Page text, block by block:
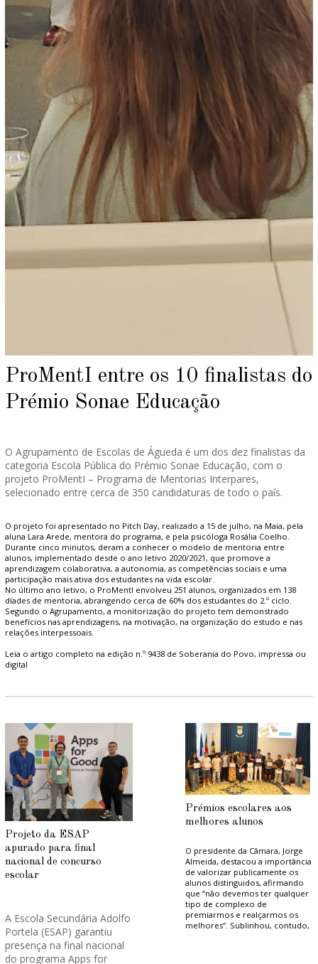
ProMentI entre os 10 finalistas do
Prémio Sonae Educação
O Agrupamento de Escolas de Águeda é um dos dez finalistas da
categoria Escola Pública do Prémio Sonae Educação, com o
projeto ProMentI – Programa de Mentorias Interpares,
selecionado entre cerca de 350 candidaturas de todo o país.
O projeto foi apresentado no Pitch Day, realizado a 15 de julho, na Maia, pela
aluna Lara Arede, mentora do programa, e pela psicóloga Rosália Coelho.
Durante cinco minutos, deram a conhecer o modelo de mentoria entre
alunos, implementado desde o ano letivo 2020/2021, que promove a
aprendizagem colaborativa, a autonomia, as competências sociais e uma
participação mais ativa dos estudantes na vida escolar.
No último ano letivo, o ProMentI envolveu 251 alunos, organizados em 138
díades de mentoria, abrangendo cerca de 60% dos estudantes do 2.º ciclo.
Segundo o Agrupamento, a monitorização do projeto tem demonstrado
benefícios nas aprendizagens, na motivação, na organização do estudo e nas
relações interpessoais.
Leia o artigo completo na edição n.º 9438 de Soberania do Povo, impressa ou
digital
Projeto da ESAP
apurado para final
nacional de concurso
escolar
A Escola Secundária Adolfo
Portela (ESAP) garantiu
presença na final nacional
do programa Apps for
Prémios escolares aos
melhores alunos
O presidente da Câmara, Jorge
Almeida, destacou a importância
de valorizar publicamente os
alunos distinguidos, afirmando
que “não devemos ter qualquer
tipo de complexo de
premiarmos e realçarmos os
melhores”. Sublinhou, contudo,